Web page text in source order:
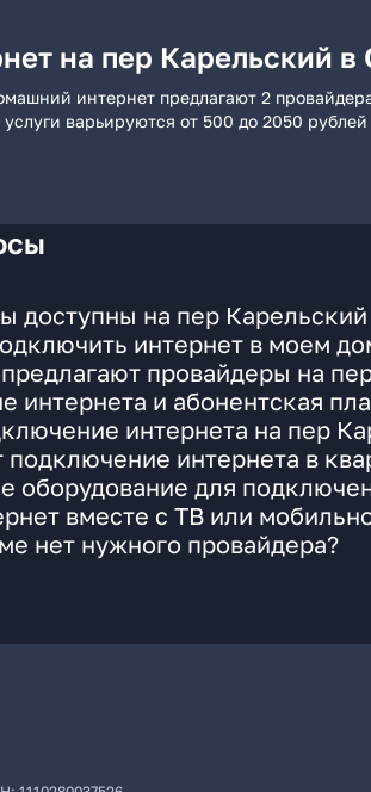
на пер Карельский в
интернет предлагают 2
варьируются от 500 до 2050
доступны на пер
интернет в моем
провайдеры на
интернета и абонентская
интернета на пер
интернета в
оборудование для
вместе с ТВ или
нет нужного провайдера?